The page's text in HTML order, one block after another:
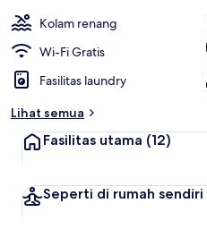
Kolam renang
Wi-Fi Gratis
Fasilitas laundry
Lihat semua
Fasilitas utama (12)
Seperti di rumah sendiri